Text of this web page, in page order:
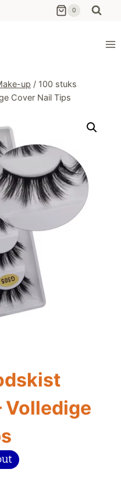
0
up / 100 stuks
Cover Nail Tips
Volledige